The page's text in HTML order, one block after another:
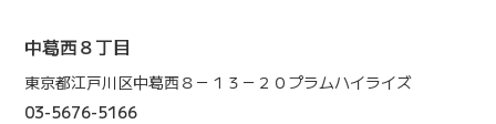
中葛西８丁目
東京都江戸川区中葛西８－１３－２０プラムハイライズ
03-5676-5166